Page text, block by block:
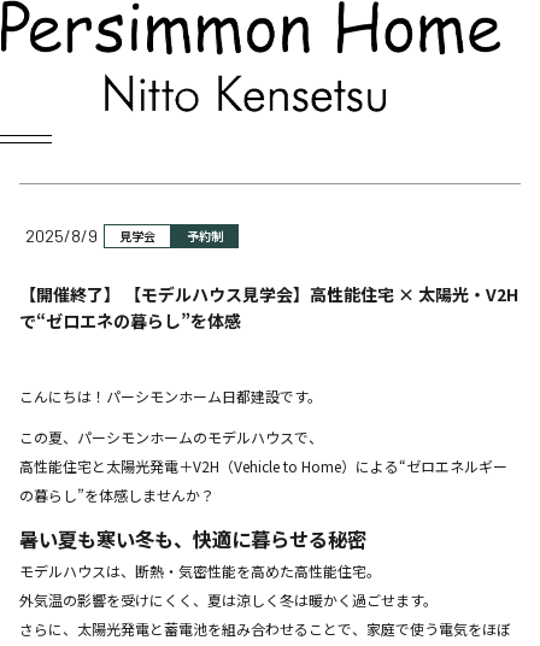
NEWSお知らせ
2025/8/9 見学会 予約制
【開催終了】 【モデルハウス見学会】高性能住宅 × 太陽光・V2H
で“ゼロエネの暮らし”を体感
こんにちは！パーシモンホーム日都建設です。
この夏、パーシモンホームのモデルハウスで、
高性能住宅と太陽光発電＋V2H（Vehicle to Home）による“ゼロエネルギー
の暮らし”を体感しませんか？
暑い夏も寒い冬も、快適に暮らせる秘密
モデルハウスは、断熱・気密性能を高めた高性能住宅。
外気温の影響を受けにくく、夏は涼しく冬は暖かく過ごせます。
さらに、太陽光発電と蓄電池を組み合わせることで、家庭で使う電気をほぼ